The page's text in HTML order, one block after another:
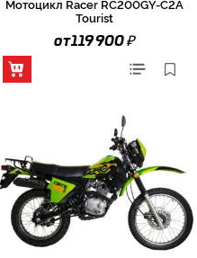
Мотоцикл Racer RC200GY-C2A
Tourist
от 119 900₽